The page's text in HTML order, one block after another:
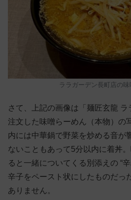
ララガーデン長町店の味
さて、上記の画像は「麺匠玄龍
注文した味噌らーめん（本物）の
内には中華鍋で野菜を炒める音が
ないこともあって5分以内に着丼
ると一緒についてくる別添えの “
辛子をペースト状にしたものだっ
ありません。